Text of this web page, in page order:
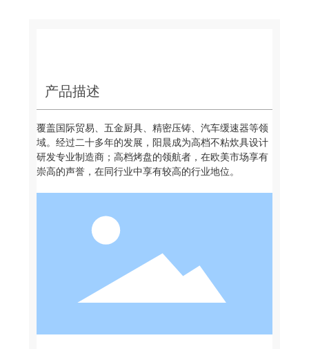
产品描述
覆盖国际贸易、五金厨具、精密压铸、汽车缓速器等领
域。经过二十多年的发展，阳晨成为高档不粘炊具设计
研发专业制造商；高档烤盘的领航者，在欧美市场享有
崇高的声誉，在同行业中享有较高的行业地位。